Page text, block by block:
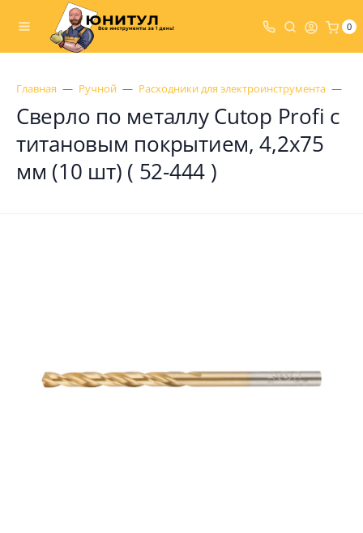
0
Главная Ручной Расходники для электроинструмента
Сверло по металлу Cutop Profi с
титановым покрытием, 4,2х75
мм (10 шт) ( 52-444 )